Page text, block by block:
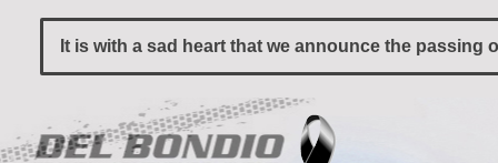
It is with a sad heart that we announce the